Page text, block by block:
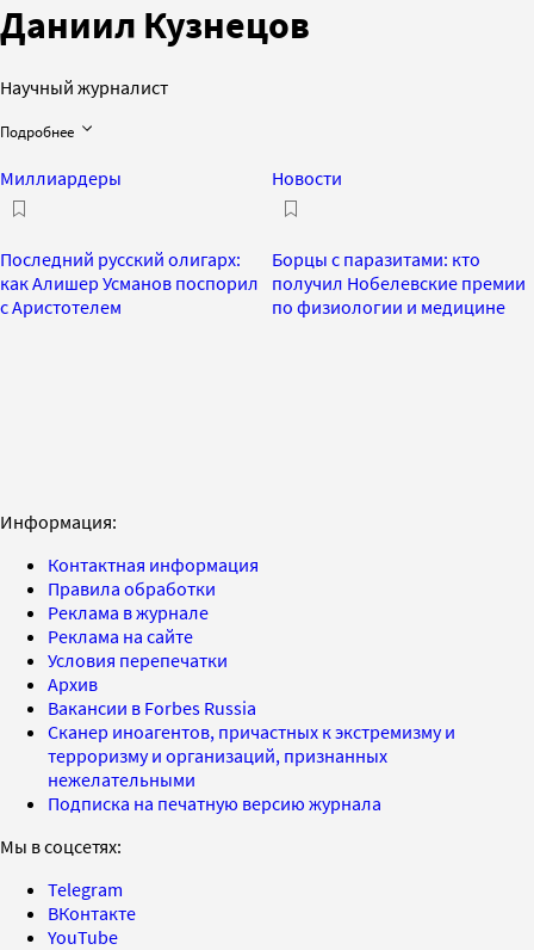
Даниил Кузнецов
Научный журналист
Подробнее
Миллиардеры
Последний русский олигарх:
как Алишер Усманов поспорил
с Аристотелем
Новости
Борцы с паразитами: кто
получил Нобелевские премии
по физиологии и медицине
Информация:
Контактная информация
Правила обработки
Реклама в журнале
Реклама на сайте
Условия перепечатки
Архив
Вакансии в Forbes Russia
Сканер иноагентов, причастных к экстремизму и
терроризму и организаций, признанных
нежелательными
Подписка на печатную версию журнала
Мы в соцсетях:
Telegram
ВКонтакте
YouTube